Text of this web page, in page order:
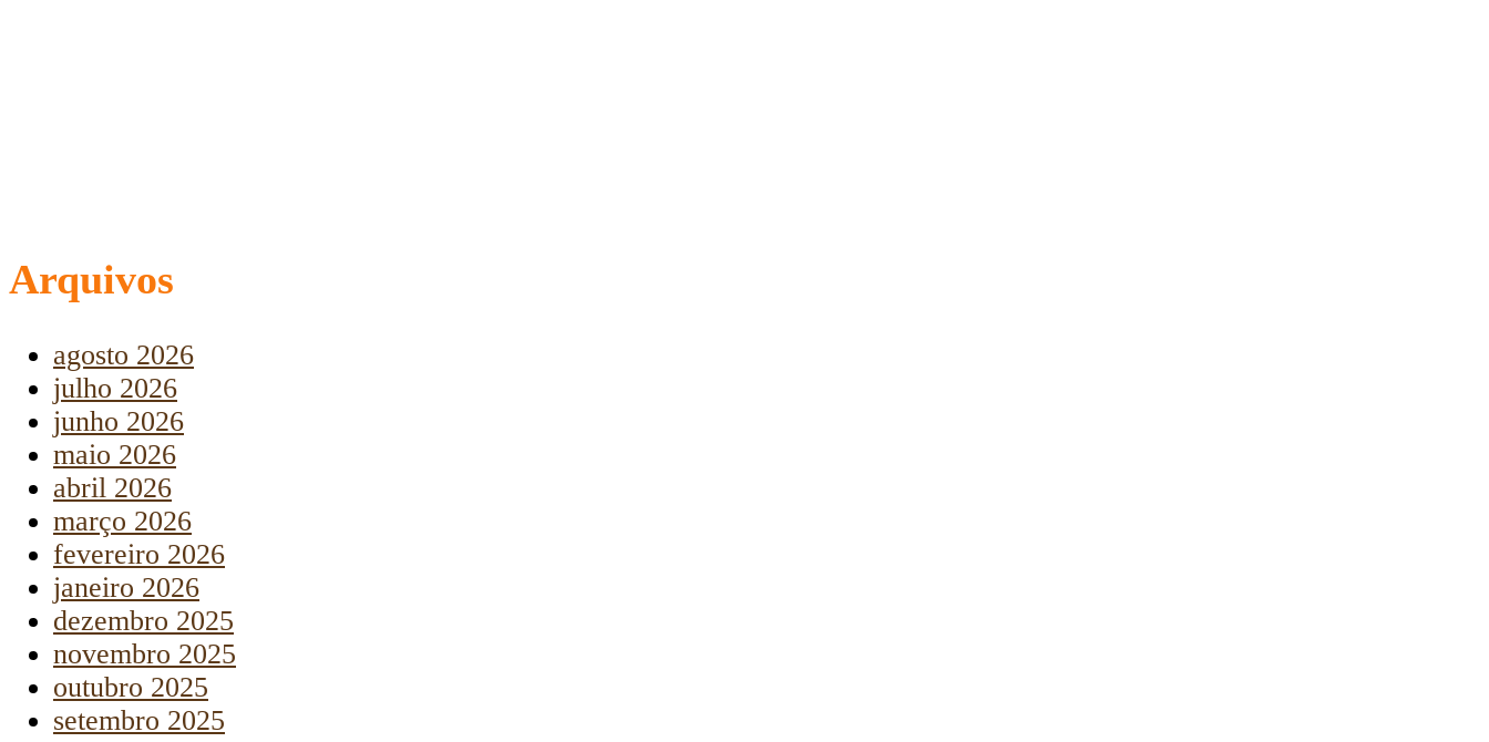
Arquivos
agosto 2026
julho 2026
junho 2026
maio 2026
abril 2026
março 2026
fevereiro 2026
janeiro 2026
dezembro 2025
novembro 2025
outubro 2025
setembro 2025